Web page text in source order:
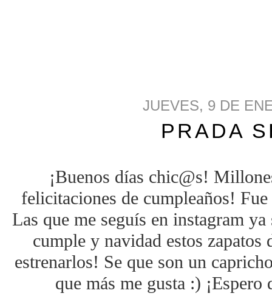
JUEVES, 9 DE
PRADA
¡Buenos días chic@s!
felicitaciones de cumpleaños!
Las que me seguís en instagram
cumple y navidad estos zapatos
estrenarlos! Se que son un
que más me gusta :)